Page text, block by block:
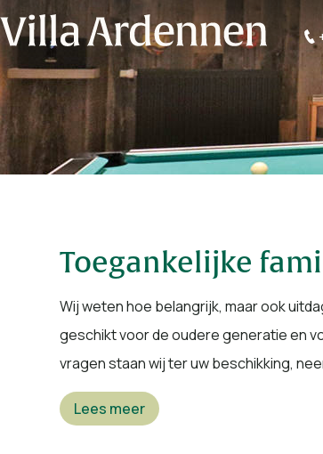
Toegankelijke
Wij weten hoe belangrijk, maar ook
geschikt voor de oudere generatie en
vragen staan wij ter uw beschikking,
Lees meer